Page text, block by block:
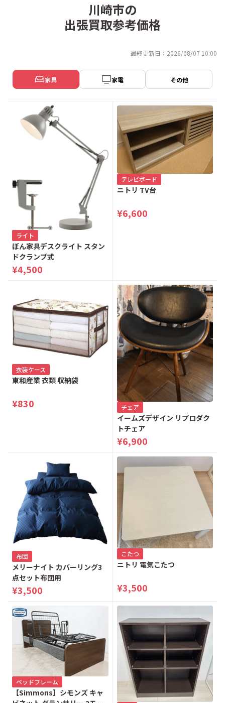
川崎市の
出張買取参考価格
最終更新日：2026/08/07 10:00
家具 家電 その他
ライト
ぼん家具デスクライト スタン
ドクランプ式
¥4,500
テレビボード
ニトリ TV台
¥6,600
衣装ケース
東和産業 衣類 収納袋
¥830 チェア
イームズデザイン リプロダク
トチェア
¥6,900
布団
メリーナイト カバーリング3
点セット布団用
¥3,500
こたつ
ニトリ 電気こたつ
¥3,500
ベッドフレーム
【Simmons】シモンズ キャ